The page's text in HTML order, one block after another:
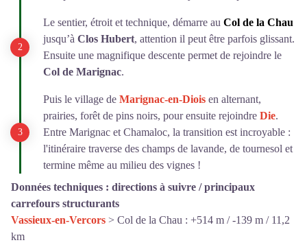
Le sentier, étroit et technique, démarre au Col de la Chau
jusqu’à Clos Hubert, attention il peut être parfois glissant.
Ensuite une magnifique descente permet de rejoindre le
Col de Marignac.
Puis le village de Marignac-en-Diois en alternant,
prairies, forêt de pins noirs, pour ensuite rejoindre Die.
Entre Marignac et Chamaloc, la transition est incroyable :
l'itinéraire traverse des champs de lavande, de tournesol et
termine même au milieu des vignes !
Données techniques : directions à suivre / principaux
carrefours structurants
Vassieux-en-Vercors > Col de la Chau : +514 m / -139 m / 11,2
km